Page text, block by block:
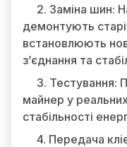
2. Заміна шин:
демонтують
встановлюють
з’єднання та
3. Тестування:
майнер у
стабільності
4. Передача